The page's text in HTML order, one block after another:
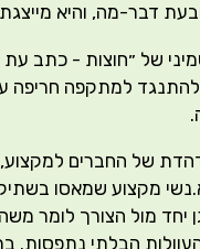
דבר-מה, והיא מייצגת
של ״חוצות - כתב עת
למתקפה חריפה על
של החברים
א.נשי מקצוע שמאסו
יחד מול הצורך לומר
הבלתי נתפסות.